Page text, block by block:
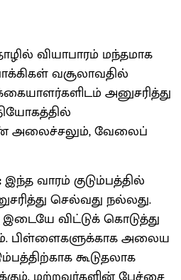
வியாபாரம் மந்தமாக
வசூலாவதில்
அனுசரித்து
அலைச்சலும், வேலைப்
இந்த வாரம் குடும்பத்தில்
செல்வது நல்லது.
விட்டுக் கொடுத்து
பிள்ளைகளுக்காக அலைய
கூடுதலாக